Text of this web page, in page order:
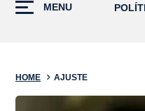
MENU
HOME AJUSTE